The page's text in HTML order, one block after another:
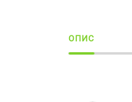
ОПИС